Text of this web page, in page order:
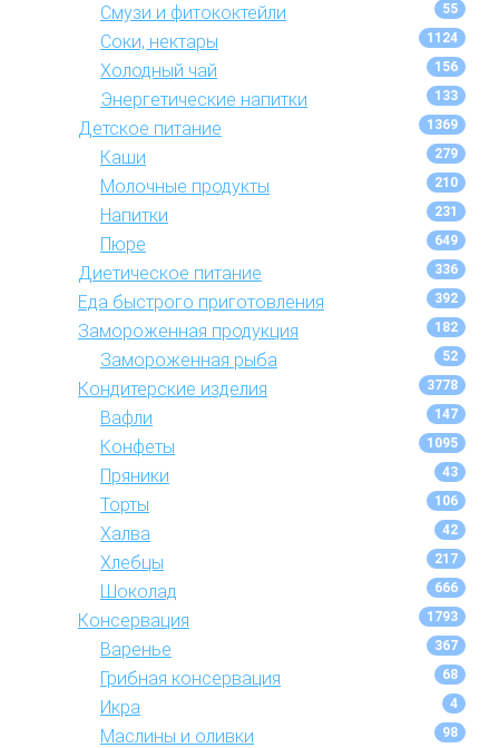
Смузи и фитококтейли 55
Соки, нектары 1124
Холодный чай 156
Энергетические напитки 133
Детское питание 1369
Каши 279
Молочные продукты 210
Напитки 231
Пюре 649
Диетическое питание 336
Еда быстрого приготовления 392
Замороженная продукция 182
Замороженная рыба 52
Кондитерские изделия 3778
Вафли 147
Конфеты 1095
Пряники 43
Торты 106
Халва 42
Хлебцы 217
Шоколад 666
Консервация 1793
Варенье 367
Грибная консервация 68
Икра 4
Маслины и оливки 98